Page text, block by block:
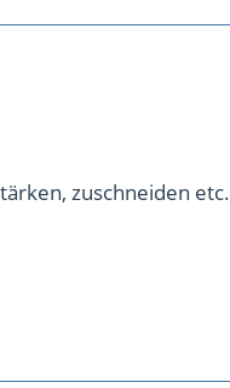
zuschneiden etc.